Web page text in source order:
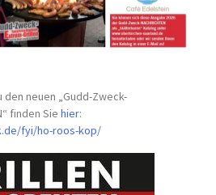
neuen „Gudd-Zweck-
finden Siehier:
fyi/ho-roos-kop/